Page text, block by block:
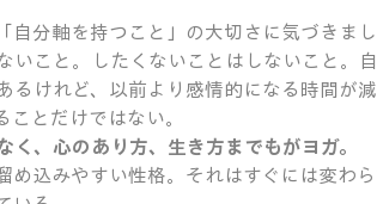
自分軸を持つこと」の大切さに気づきまし
いこと。したくないことはしないこと。
るけれど、以前より感情的になる時間が減
ことだけではない。
く、心のあり方、生き方までもがヨガ。
め込みやすい性格。それはすぐには変わ